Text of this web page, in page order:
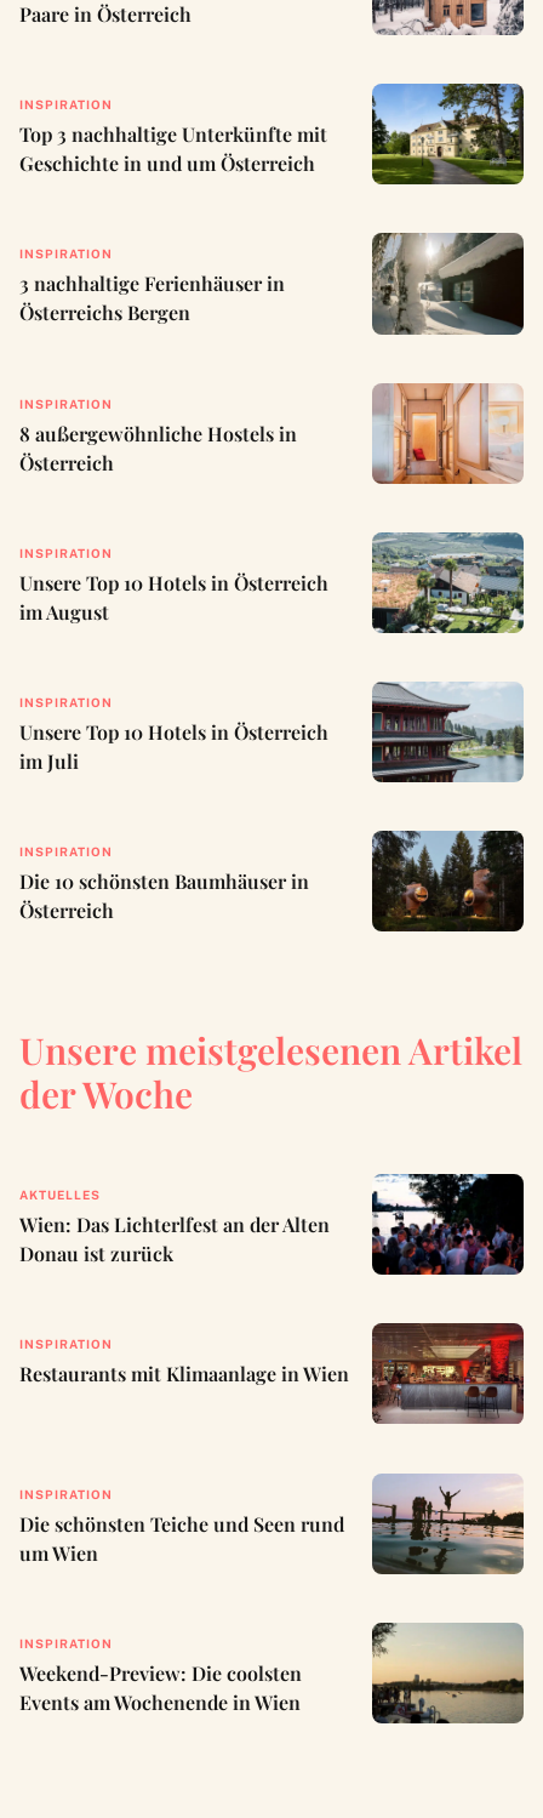
Paare in Österreich
INSPIRATION
Top 3 nachhaltige Unterkünfte mit
Geschichte in und um Österreich
INSPIRATION
3 nachhaltige Ferienhäuser in
Österreichs Bergen
INSPIRATION
8 außergewöhnliche Hostels in
Österreich
INSPIRATION
Unsere Top 10 Hotels in Österreich
im August
INSPIRATION
Unsere Top 10 Hotels in Österreich
im Juli
INSPIRATION
Die 10 schönsten Baumhäuser in
Österreich
Unsere meistgelesenen Artikel
der Woche
AKTUELLES
Wien: Das Lichterlfest an der Alten
Donau ist zurück
INSPIRATION
Restaurants mit Klimaanlage in Wien
INSPIRATION
Die schönsten Teiche und Seen rund
um Wien
INSPIRATION
Weekend-Preview: Die coolsten
Events am Wochenende in Wien